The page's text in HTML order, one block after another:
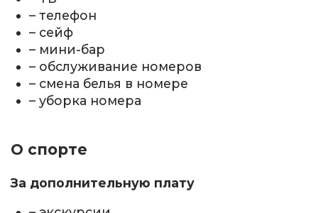
– телефон
– сейф
– мини-бар
– обслуживание номеров
– смена белья в номере
– уборка номера
О спорте
За дополнительную плату